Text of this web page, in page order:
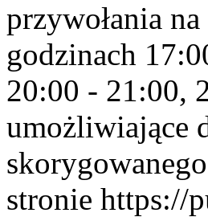
przywołania
godzinach
20:00 - 21:00,
umożliwiające
stronie https://